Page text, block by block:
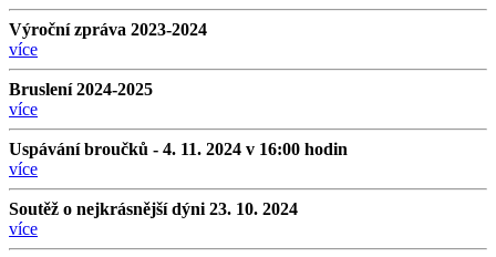
Výroční zpráva 2023-2024
více
Bruslení 2024-2025
více
Uspávání broučků - 4. 11. 2024 v 16:00 hodin
více
Soutěž o nejkrásnější dýni 23. 10. 2024
více